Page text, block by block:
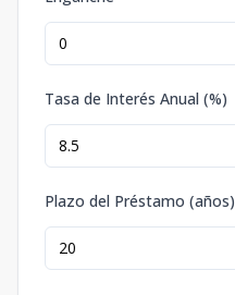
Tasa de Interés Anual (%)
Plazo del Préstamo (años)